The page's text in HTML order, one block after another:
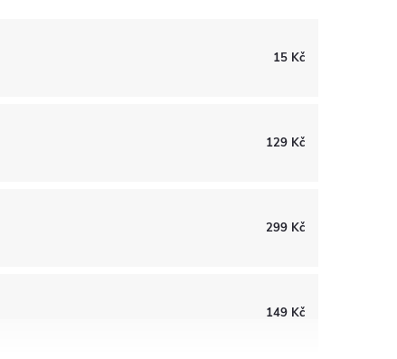
15 Kč
129 Kč
299 Kč
149 Kč